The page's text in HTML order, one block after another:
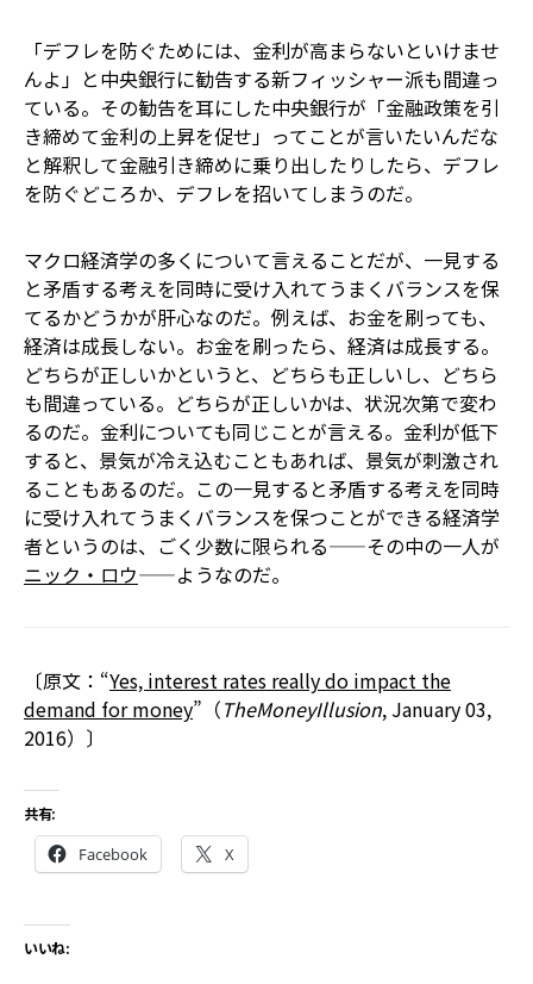
「デフレを防ぐためには、金利が高まらないといけませ
んよ」と中央銀行に勧告する新フィッシャー派も間違っ
ている。その勧告を耳にした中央銀行が「金融政策を引
き締めて金利の上昇を促せ」ってことが言いたいんだな
と解釈して金融引き締めに乗り出したりしたら、デフレ
を防ぐどころか、デフレを招いてしまうのだ。
マクロ経済学の多くについて言えることだが、一見する
と矛盾する考えを同時に受け入れてうまくバランスを保
てるかどうかが肝心なのだ。例えば、お金を刷っても、
経済は成長しない。お金を刷ったら、経済は成長する。
どちらが正しいかというと、どちらも正しいし、どちら
も間違っている。どちらが正しいかは、状況次第で変わ
るのだ。金利についても同じことが言える。金利が低下
すると、景気が冷え込むこともあれば、景気が刺激され
ることもあるのだ。この一見すると矛盾する考えを同時
に受け入れてうまくバランスを保つことができる経済学
者というのは、ごく少数に限られる――その中の一人が
ニック・ロウ――ようなのだ。
〔原文：“Yes, interest rates really do impact the
demand for money”（TheMoneyIllusion, January 03,
2016）〕
共有:
Facebook X
いいね: